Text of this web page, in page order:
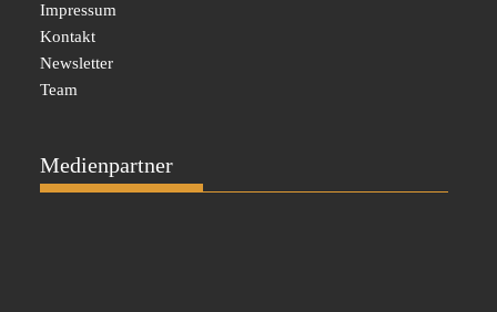
Impressum
Kontakt
Newsletter
Team
Medienpartner